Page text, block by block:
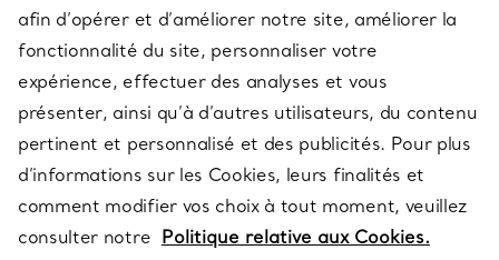
À PROPOS
QUESTIONS LÉGALES
SUIVEZ-NOUS
afin d’opérer et d’améliorer notre site, améliorer la
fonctionnalité du site, personnaliser votre
expérience, effectuer des analyses et vous
présenter, ainsi qu’à d’autres utilisateurs, du contenu
pertinent et personnalisé et des publicités. Pour plus
d’informations sur les Cookies, leurs finalités et
comment modifier vos choix à tout moment, veuillez
consulter notre Politique relative aux Cookies.